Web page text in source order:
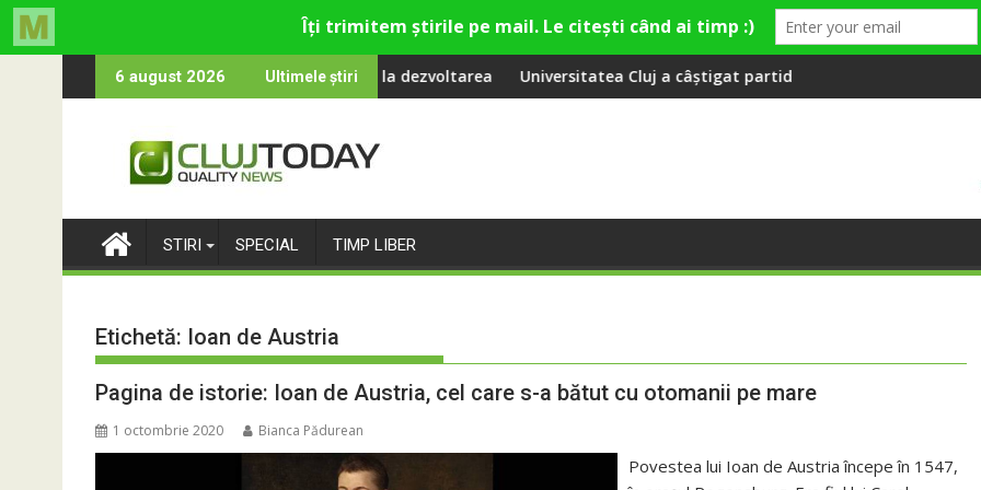
to
6 august 2026 Ultimele știri
româna la 2 ani
de Apă Someș, campioană la dezvoltarea infrastructurii de apă și canalizare
Universitatea Cluj a câștigat partida cu FC Botoșani Aeroportul
STIRI SPECIAL TIMP LIBER
Etichetă: Ioan de Austria
Pagina de istorie: Ioan de Austria, cel care s-a bătut cu otomanii pe mare
1 octombrie 2020 Bianca Pădurean
Povestea lui Ioan de Austria începe în 1547,